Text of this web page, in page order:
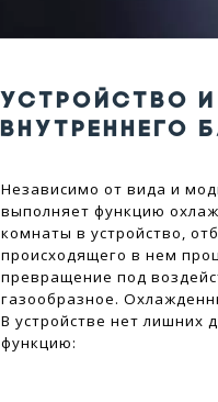
УСТРОЙСТВО
ВНУТРЕННЕГО
Независимо от вида и
выполняет функцию
комнаты в устройство,
происходящего в нем
превращение под
газообразное.
В устройстве нет лишних
функцию: